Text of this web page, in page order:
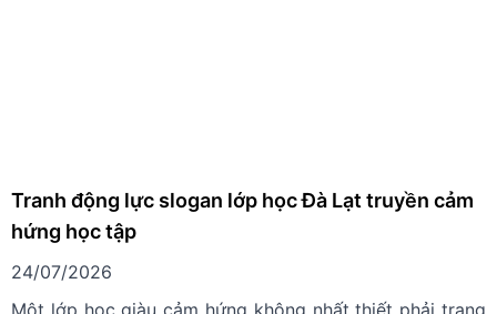
Tranh động lực slogan lớp học Đà Lạt truyền cảm
hứng học tập
24/07/2026